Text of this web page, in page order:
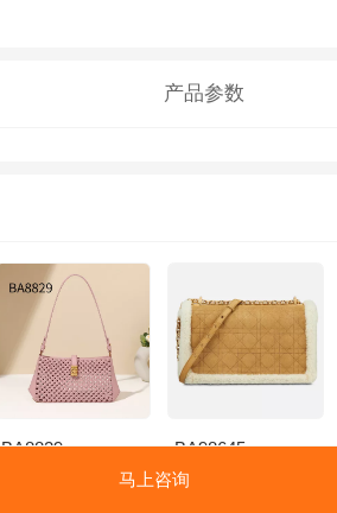
产品参数
BA8829 BA98645
马上咨询